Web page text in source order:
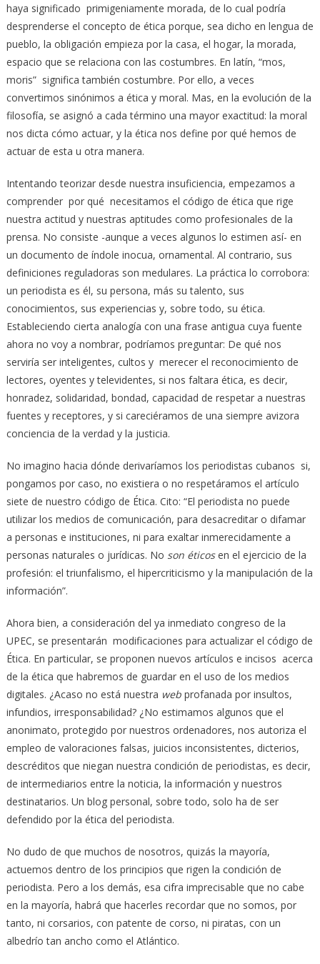
haya significado primigeniamente morada, de lo cual podría
desprenderse el concepto de ética porque, sea dicho en lengua de
pueblo, la obligación empieza por la casa, el hogar, la morada,
espacio que se relaciona con las costumbres. En latín, “mos,
moris” significa también costumbre. Por ello, a veces
convertimos sinónimos a ética y moral. Mas, en la evolución de la
filosofía, se asignó a cada término una mayor exactitud: la moral
nos dicta cómo actuar, y la ética nos define por qué hemos de
actuar de esta u otra manera.
Intentando teorizar desde nuestra insuficiencia, empezamos a
comprender por qué necesitamos el código de ética que rige
nuestra actitud y nuestras aptitudes como profesionales de la
prensa. No consiste -aunque a veces algunos lo estimen así- en
un documento de índole inocua, ornamental. Al contrario, sus
definiciones reguladoras son medulares. La práctica lo corrobora:
un periodista es él, su persona, más su talento, sus
conocimientos, sus experiencias y, sobre todo, su ética.
Estableciendo cierta analogía con una frase antigua cuya fuente
ahora no voy a nombrar, podríamos preguntar: De qué nos
serviría ser inteligentes, cultos y merecer el reconocimiento de
lectores, oyentes y televidentes, si nos faltara ética, es decir,
honradez, solidaridad, bondad, capacidad de respetar a nuestras
fuentes y receptores, y si careciéramos de una siempre avizora
conciencia de la verdad y la justicia.
No imagino hacia dónde derivaríamos los periodistas cubanos si,
pongamos por caso, no existiera o no respetáramos el artículo
siete de nuestro código de Ética. Cito: “El periodista no puede
utilizar los medios de comunicación, para desacreditar o difamar
a personas e instituciones, ni para exaltar inmerecidamente a
personas naturales o jurídicas. No son éticosen el ejercicio de la
profesión: el triunfalismo, el hipercriticismo y la manipulación de la
información”.
Ahora bien, a consideración del ya inmediato congreso de la
UPEC, se presentarán modificaciones para actualizar el código de
Ética. En particular, se proponen nuevos artículos e incisos acerca
de la ética que habremos de guardar en el uso de los medios
digitales. ¿Acaso no está nuestra webprofanada por insultos,
infundios, irresponsabilidad? ¿No estimamos algunos que el
anonimato, protegido por nuestros ordenadores, nos autoriza el
empleo de valoraciones falsas, juicios inconsistentes, dicterios,
descréditos que niegan nuestra condición de periodistas, es decir,
de intermediarios entre la noticia, la información y nuestros
destinatarios. Un blog personal, sobre todo, solo ha de ser
defendido por la ética del periodista.
No dudo de que muchos de nosotros, quizás la mayoría,
actuemos dentro de los principios que rigen la condición de
periodista. Pero a los demás, esa cifra imprecisable que no cabe
en la mayoría, habrá que hacerles recordar que no somos, por
tanto, ni corsarios, con patente de corso, ni piratas, con un
albedrío tan ancho como el Atlántico.